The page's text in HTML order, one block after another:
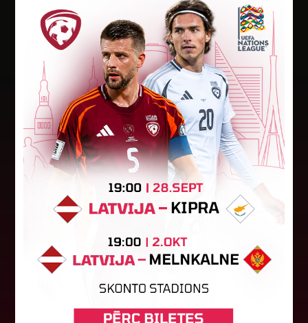
Jaunākās ziņas
"Riga FC Women" beidz
vēsturisko eirokausu sezonu
Latvijas klubs "Riga FC Women" sestdien UEFA
Čempionu līgas kvalifikācijas otrajā kārtā ar 1:4
klubam beidzās eirokausu...